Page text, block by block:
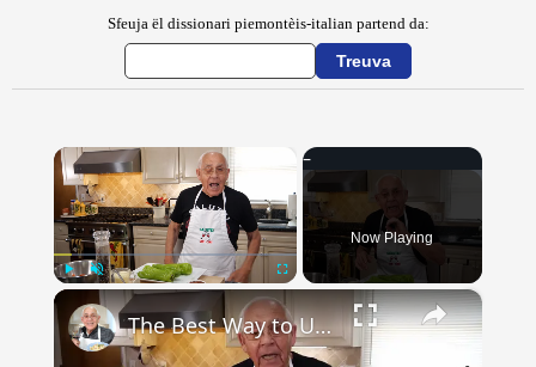
Sfeuja ël dissionari piemontèis-italian partend da:
Unmute
Now Playing
×
The Best Way to Use Italian Frying Peppers